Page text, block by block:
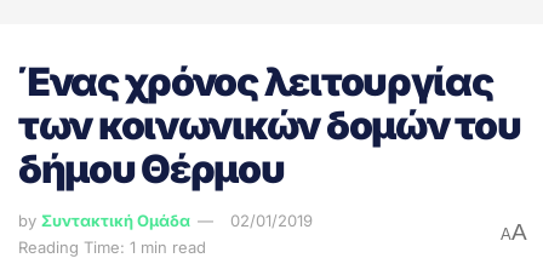
Ένας χρόνος λειτουργίας
των κοινωνικών δομών του
δήμου Θέρμου
by Συντακτική Ομάδα
02/01/2019
Reading Time: 1 min read
AA